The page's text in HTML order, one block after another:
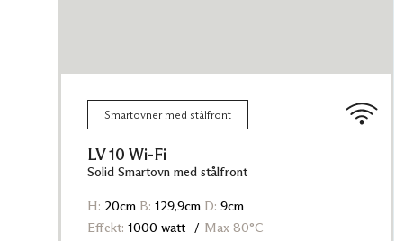
Smartovner med stålfront
LV 10 Wi-Fi
Solid Smartovn med stålfront
H: 20cm B: 129,9cm D: 9cm
Effekt: 1000 watt Max 80°C